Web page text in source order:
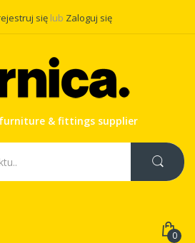
się lub Zaloguj się
& fittings supplier
0